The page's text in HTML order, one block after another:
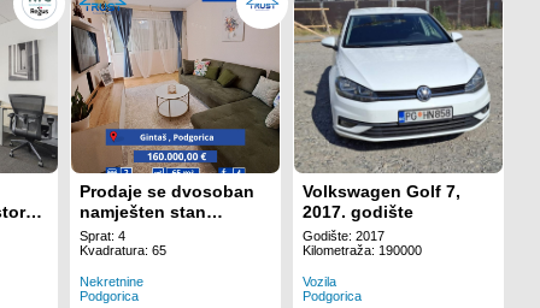
Prodaje se dvosoban
namješten stan
površine 65 m!
Sprat: 4
Kvadratura: 65
Nekretnine
Podgorica
Volkswagen Golf 7,
2017. godište
Godište: 2017
Kilometraža: 190000
Vozila
Podgorica